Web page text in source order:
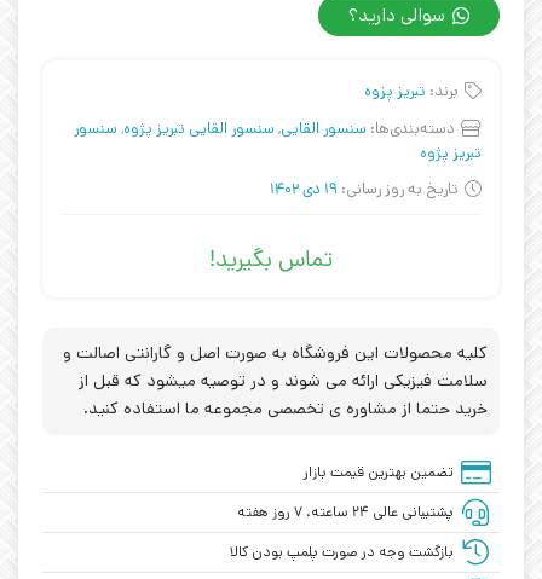
سوالی دارید؟
برند: تبریز پزوه
دسته‌بندی‌ها: سنسور القایی, سنسور القایی تبریز پژوه, سنسور
تبریز پژوه
تاریخ به روز رسانی: 19 دی 1402
تماس بگیرید!
کلیه محصولات این فروشگاه به صورت اصل و گارانتی اصالت و
سلامت فیزیکی ارائه می شوند و در توصیه میشود که قبل از
خرید حتما از مشاوره ی تخصصی مجموعه ما استفاده کنید.
تضمین بهترین قیمت بازار
پشتیبانی عالی ۲۴ ساعته، ۷ روز هفته
بازگشت وجه در صورت پلمپ بودن کالا